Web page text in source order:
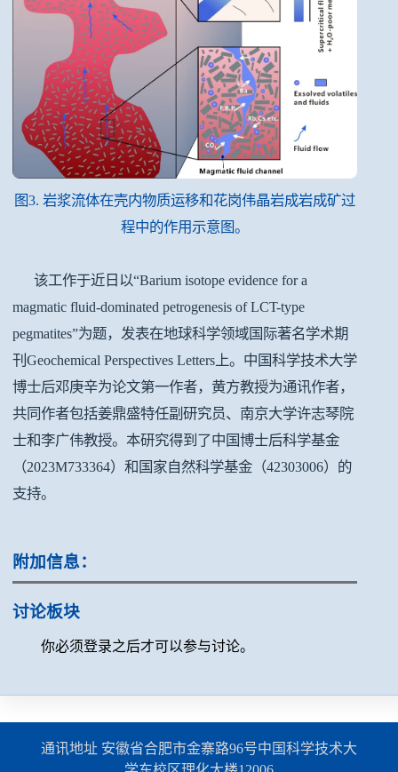
图3. 岩浆流体在壳内物质运移和花岗伟晶岩成岩成矿过
程中的作用示意图。
该工作于近日以“Barium isotope evidence for a
magmatic fluid-dominated petrogenesis of LCT-type
pegmatites”为题，发表在地球科学领域国际著名学术期
刊Geochemical Perspectives Letters上。中国科学技术大学
博士后邓庚辛为论文第一作者， 黄方教授为通讯作者，
共同作者包括姜鼎盛特任副研究员、南京大学许志琴院
士和李广伟教授。本研究得到了中国博士后科学基金
（2023M733364）和国家自然科学基金（42303006）的
支持。
附加信息：
讨论板块
你必须登录之后才可以参与讨论。
通讯地址 安徽省合肥市金寨路96号中国科学技术大